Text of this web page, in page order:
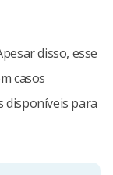
disso, esse
casos
disponíveis para